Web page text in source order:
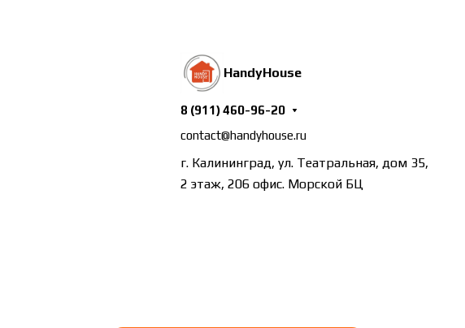
HandyHouse
8 (911) 460-96-20
contact@handyhouse.ru
г. Калининград, ул. Театральная, дом 35,
2 этаж, 206 офис. Морской БЦ